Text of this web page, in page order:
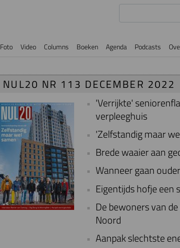
Foto Video Columns Boeken Agenda Podcasts
NUL20 NR 113 DECEMBER 2022
'Verrijkte'
verpleeghuis
'Zelfstandig maar
Brede waaier aan
Wanneer gaan
Eigentijds hofje een
De bewoners van
Noord
Aanpak slechtste